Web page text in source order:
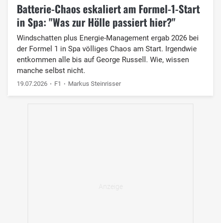
Batterie-Chaos eskaliert am Formel-1-Start
in Spa: "Was zur Hölle passiert hier?"
Windschatten plus Energie-Management ergab 2026 bei
der Formel 1 in Spa völliges Chaos am Start. Irgendwie
entkommen alle bis auf George Russell. Wie, wissen
manche selbst nicht.
19.07.2026 F1 Markus Steinrisser